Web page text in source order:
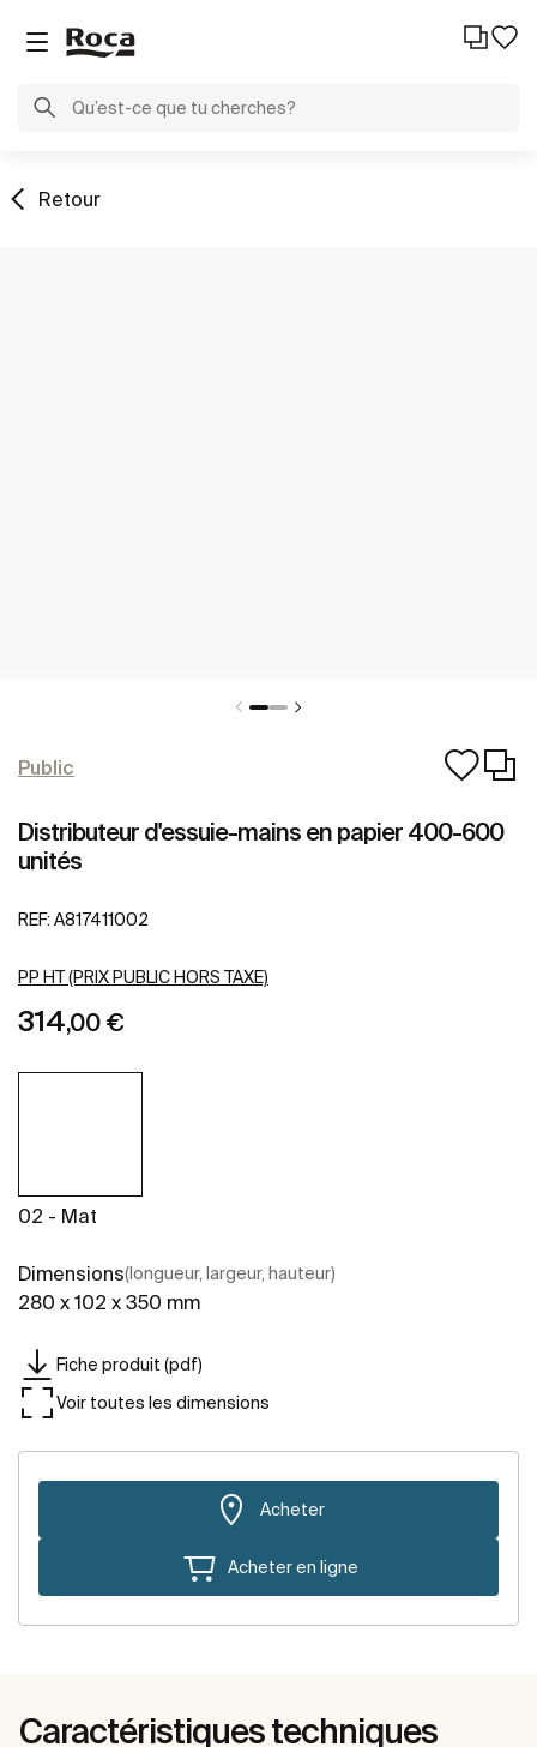
Retour
Public
Distributeur d'essuie-mains en papier 400-600
unités
REF: A817411002
PP HT (PRIX PUBLIC HORS TAXE)
314,00 €
02 - Mat
Dimensions(longueur, largeur, hauteur)
280 x 102 x 350 mm
Fiche produit (pdf)
Voir toutes les dimensions
Acheter
Acheter en ligne
Caractéristiques techniques